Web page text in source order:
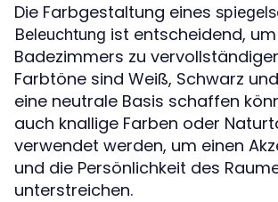
Die Farbgestaltung eines
Beleuchtung ist entscheidend,
Badezimmers zu
Farbtöne sind Weiß, Schwarz
eine neutrale Basis schaffen
auch knallige Farben oder
verwendet werden, um einen
und die Persönlichkeit des
unterstreichen.